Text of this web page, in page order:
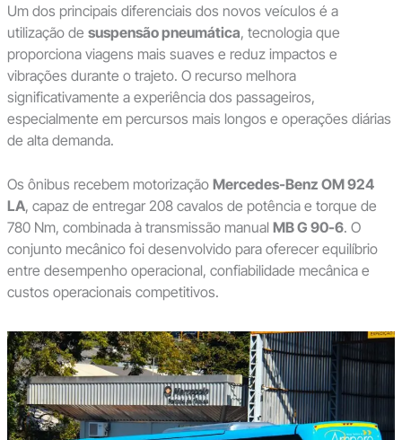
Um dos principais diferenciais dos novos veículos é a
utilização de suspensão pneumática, tecnologia que
proporciona viagens mais suaves e reduz impactos e
vibrações durante o trajeto. O recurso melhora
significativamente a experiência dos passageiros,
especialmente em percursos mais longos e operações diárias
de alta demanda.
Os ônibus recebem motorização Mercedes-Benz OM 924
LA, capaz de entregar 208 cavalos de potência e torque de
780 Nm, combinada à transmissão manual MB G 90-6. O
conjunto mecânico foi desenvolvido para oferecer equilíbrio
entre desempenho operacional, confiabilidade mecânica e
custos operacionais competitivos.